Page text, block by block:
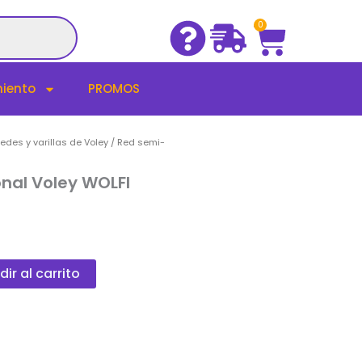
0
Cart
PROMOS
y varillas de Voley / Red semi-
Voley WOLFI
al carrito